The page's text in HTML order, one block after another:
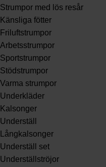
Strumpor med lös resår
Känsliga fötter
Friluftstrumpor
Arbetsstrumpor
Sportstrumpor
Stödstrumpor
Varma strumpor
Underkläder
Kalsonger
Underställ
Långkalsonger
Underställ set
Underställströjor